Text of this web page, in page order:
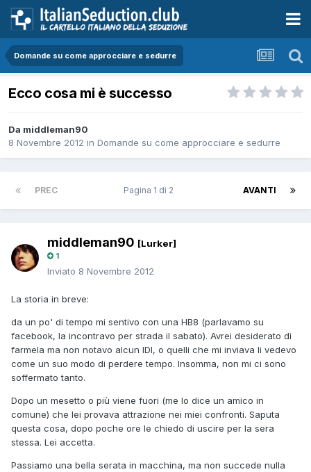
Domande su come approcciare e sedurre
Ecco cosa mi è successo
Da middleman90
8 Novembre 2012 in Domande su come approcciare e sedurre
PREC AVANTI
Pagina 1 di 2
middleman90 [Lurker]
1
Inviato 8 Novembre 2012
La storia in breve:
da un po' di tempo mi sentivo con una HB8 (parlavamo su
facebook, la incontravo per strada il sabato). Avrei desiderato di
farmela ma non notavo alcun IDI, o quelli che mi inviava li vedevo
come un suo modo di perdere tempo. Insomma, non mi ci sono
soffermato tanto.
Dopo un mesetto o più viene fuori (me lo dice un amico in
comune) che lei provava attrazione nei miei confronti. Saputa
questa cosa, dopo poche ore le chiedo di uscire per la sera
stessa. Lei accetta.
Passiamo una bella serata in macchina, ma non succede nulla